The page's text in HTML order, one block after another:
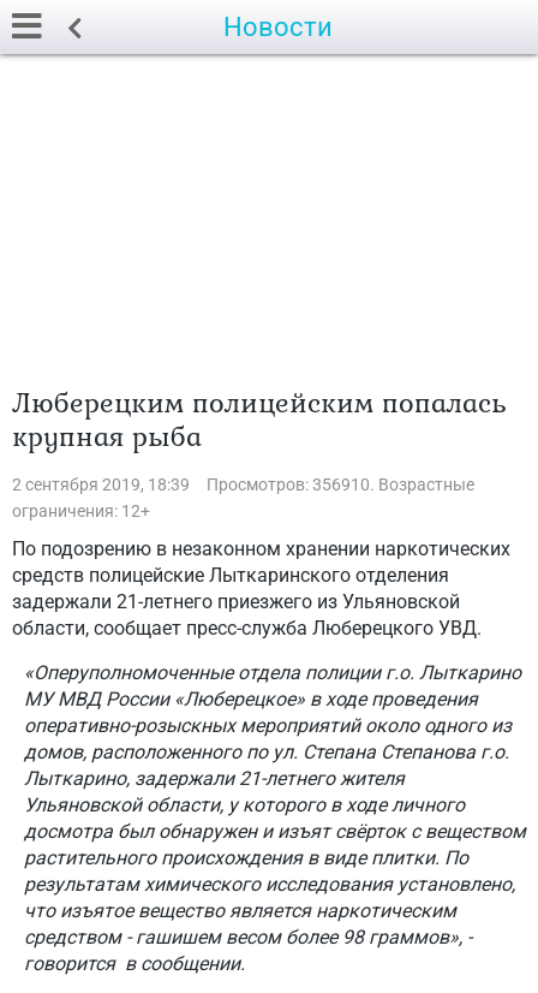
Новости
Люберецким полицейским попалась
крупная рыба
2 сентября 2019, 18:39
Просмотров: 356910. Возрастные
ограничения: 12+
По подозрению в незаконном хранении наркотических
средств полицейские Лыткаринского отделения
задержали 21-летнего приезжего из Ульяновской
области, сообщает пресс-служба Люберецкого УВД.
«Оперуполномоченные отдела полиции г.о. Лыткарино
МУ МВД России «Люберецкое» в ходе проведения
оперативно-розыскных мероприятий около одного из
домов, расположенного по ул. Степана Степанова г.о.
Лыткарино, задержали 21-летнего жителя
Ульяновской области, у которого в ходе личного
досмотра был обнаружен и изъят свёрток с веществом
растительного происхождения в виде плитки. По
результатам химического исследования установлено,
что изъятое вещество является наркотическим
средством - гашишем весом более 98 граммов», -
говорится в сообщении.